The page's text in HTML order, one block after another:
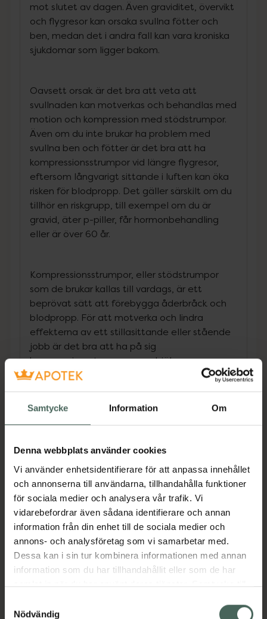
Samtycke Information Om
Denna webbplats använder cookies
Vi använder enhetsidentifierare för att anpassa innehållet
och annonserna till användarna, tillhandahålla funktioner
för sociala medier och analysera vår trafik. Vi
vidarebefordrar även sådana identifierare och annan
information från din enhet till de sociala medier och
annons- och analysföretag som vi samarbetar med.
Dessa kan i sin tur kombinera informationen med annan
information som du har tillhandahållit eller som de har
samlat in när du har använt deras tjänster. Samtycke till
återkalla ditt samtycke via webbplatsens
Nödvändig
mot slutet av dagen. Även graviditet, övervikt
och flygresor kan orsaka svullna fötter och
ben, medan det i andra fall kan vara kroniska
sjukdomar som ligger bakom.
Oavsett orsak är det bra att veta att
svullnaden kan motverkas och behandlas med
motion och kompression med stödstrumpor.
Även om du inte brukar ha problem med
svullna ben och fötter är det bra att ha
kompressionsstrumpor vid längre flygresor,
eftersom långvarigt sittande i luften kan öka
risken för blodpropp. Det gäller särskilt om du
tillhör en riskgrupp, till exempel om du är
gravid, äter p-piller, får hormonbehandling
eller är över 60 år.
Kompressionsstrumpor, eller stödstrumpor
som de brukar kallas till vardags, är ett
beprövat sätt att förebygga åderbråck och
blodpropp. För att motverka och lindra
effekterna av ett stillasittande eller stående
jobb är det bra att ha på sig
kompressionsstrumpor, som hjälper
vadmuskelpumpen att pressa tillbaka blodet i
venerna till hjärtat, där det får nytt syre innan
det pumpas ut i kroppen igen.
Medicinska kompressionsstrumpor erbjuder
kompressionsterapi med medicinsk
kompression klass I som har en vetenskapligt
bevisad effekt. Medicinska
kompressionsstrumpor bör inte förväxlas med
övriga strumpor som har en lägre
kompressionsnivå och ingen vetenskapligt
evidensbaserad effekt.
För att hitta din strumpstorlek och för att
du bör utgå ifrån (i nedan ordning):